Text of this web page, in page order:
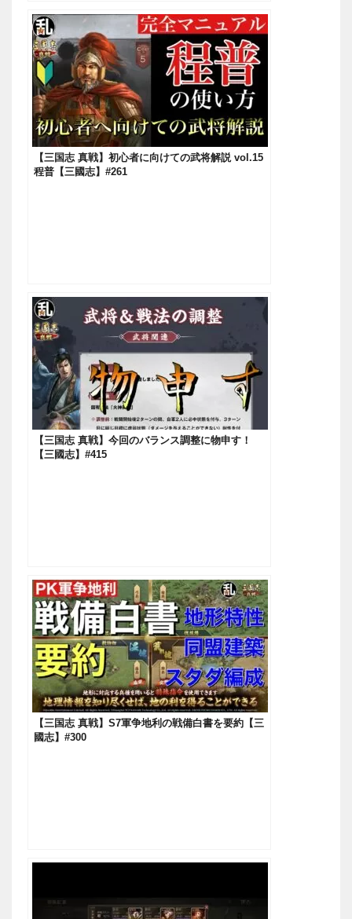
【三国志 真戦】初心者に向けての武将解説 vol.15
程普【三國志】#261
【三国志 真戦】今回のバランス調整に物申す！
【三國志】#415
【三国志 真戦】S7軍争地利の戦備白書を要約【三
國志】#300